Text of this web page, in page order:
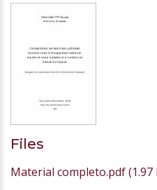
Files
Material completo.pdf(1.97